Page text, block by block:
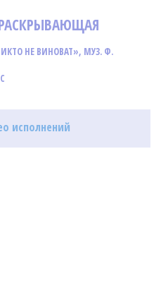
НЕ ВИНОВАТ», МУЗ. Ф.
исполнений